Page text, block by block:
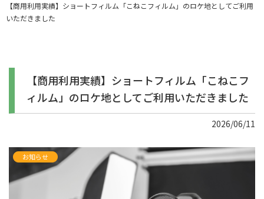
【商用利用実績】ショートフィルム「こねこフィルム」のロケ地としてご利用
いただきました
【商用利用実績】ショートフィルム「こねこフ
ィルム」のロケ地としてご利用いただきました
2026/06/11
お知らせ